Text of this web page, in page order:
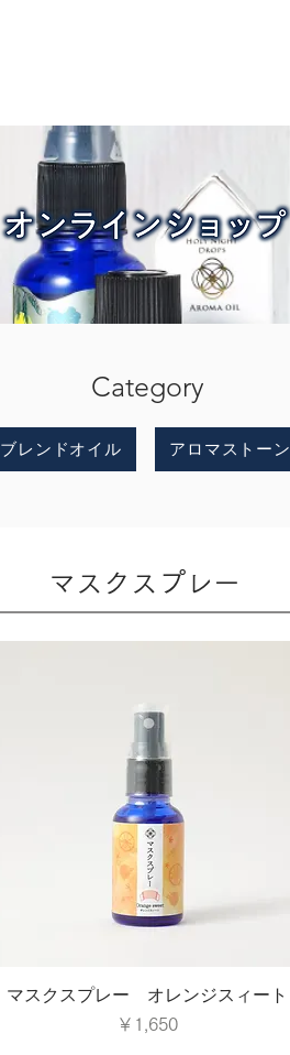
Category
ブレンドオイル アロマストーン
マスクスプレー
マスクスプレー オレンジスィート
価格
￥1,650